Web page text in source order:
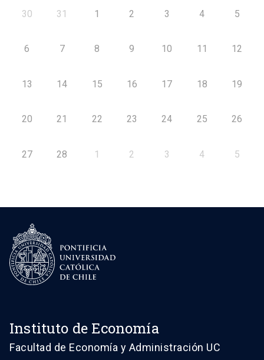
30 31 1 2 3 4 5
6 7 8 9 10 11 12
13 14 15 16 17 18 19
20 21 22 23 24 25 26
27 28 1 2 3 4 5
Instituto de Economía
Facultad de Economía y Administración UC